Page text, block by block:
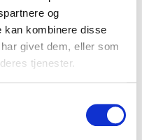
og
kan kombinere disse
givet dem, eller som
tjenester.
på den politiske
nyttig information om
kan styrke forretningen.
og det er
foretrukne
distributører, men udgør